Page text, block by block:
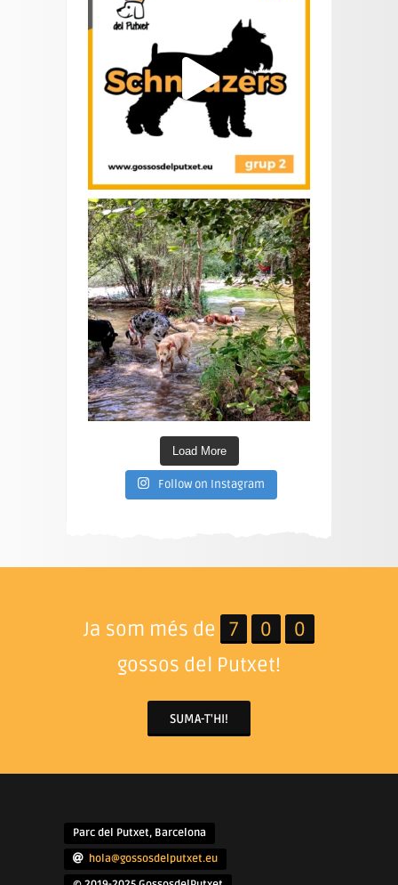
Load More
Follow on Instagram
Ja som més de 7 0
0
gossos del Putxet!
SUMA-T'HI!
Parc del Putxet, Barcelona
hola@gossosdelputxet.eu